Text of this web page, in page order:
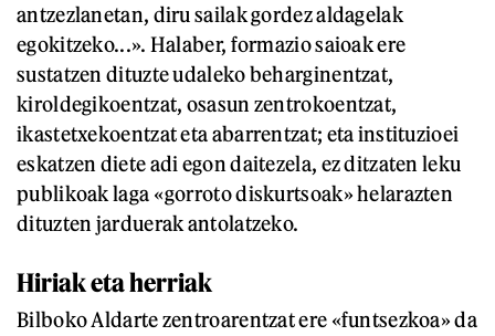
antzezlanetan, diru sailak gordez aldagelak
egokitzeko...». Halaber, formazio saioak ere
sustatzen dituzte udaleko beharginentzat,
kiroldegikoentzat, osasun zentrokoentzat,
ikastetxekoentzat eta abarrentzat; eta instituzioei
eskatzen diete adi egon daitezela, ez ditzaten leku
publikoak laga «gorroto diskurtsoak» helarazten
dituzten jarduerak antolatzeko.
Hiriak eta herriak
Bilboko Aldarte zentroarentzat ere «funtsezkoa» da